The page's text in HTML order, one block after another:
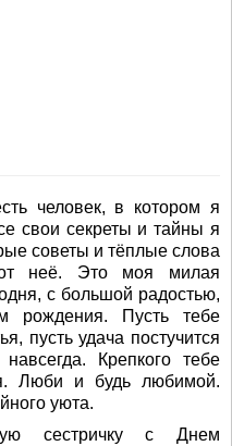
человек, в котором я
свои секреты и тайны я
советы и тёплые слова
неё. Это моя милая
с большой радостью,
рождения. Пусть тебе
пусть удача постучится
Крепкого тебе
Люби и будь любимой.
уюта.
сестричку с Днем